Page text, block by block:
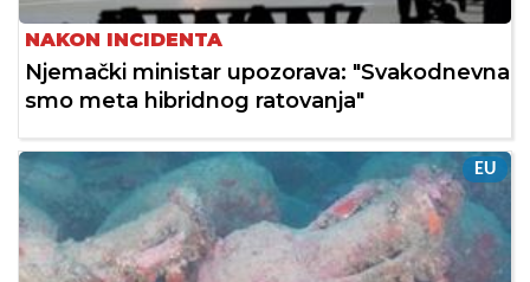
NAKON INCIDENTA
Njemački ministar upozorava: "Svakodnevna
smo meta hibridnog ratovanja"
EU